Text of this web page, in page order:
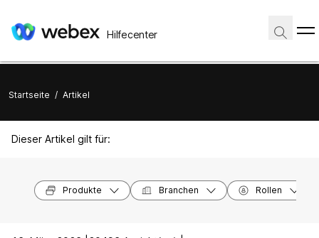
Hilfecenter
Startseite / Artikel
Dieser Artikel gilt für:
Produkte Branchen Rollen